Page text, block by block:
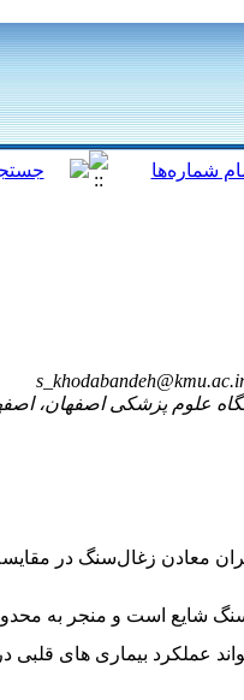
معادن زغال‌سنگ در
شایع است و منجر به
عملکرد بیماری های قلبی